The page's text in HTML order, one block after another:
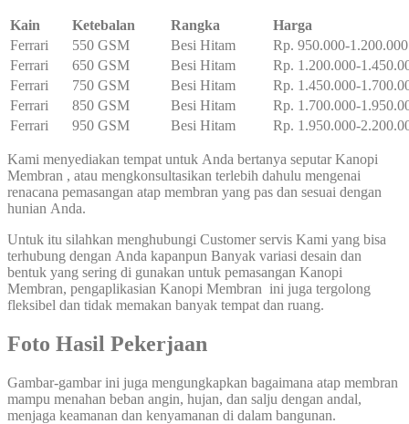
Kain Ketebalan Rangka
Harga
Ferrari
550 GSM Besi Hitam
Rp. 950.000-1.200.000
Ferrari
650 GSM Besi Hitam
Rp. 1.200.000-
Ferrari
750 GSM Besi Hitam
Rp. 1.450.000-
Ferrari
850 GSM Besi Hitam
Rp. 1.700.000-
Ferrari
950 GSM Besi Hitam Rp. 1.950.000-
Kami menyediakan tempat untuk Anda bertanya seputar Kanopi
Membran , atau mengkonsultasikan terlebih dahulu mengenai
renacana pemasangan atap membran yang pas dan sesuai dengan
hunian Anda.
Untuk itu silahkan menghubungi Customer servis Kami yang bisa
terhubung dengan Anda kapanpun Banyak variasi desain dan
bentuk yang sering di gunakan untuk pemasangan Kanopi
Membran, pengaplikasian Kanopi Membran ini juga tergolong
fleksibel dan tidak memakan banyak tempat dan ruang.
Foto Hasil Pekerjaan
Gambar-gambar ini juga mengungkapkan bagaimana atap membran
mampu menahan beban angin, hujan, dan salju dengan andal,
menjaga keamanan dan kenyamanan di dalam bangunan.